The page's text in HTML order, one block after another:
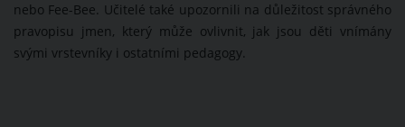
nebo Fee-Bee. Učitelé také upozornili na důležitost správného
pravopisu jmen, který může ovlivnit, jak jsou děti vnímány
svými vrstevníky i ostatními pedagogy.